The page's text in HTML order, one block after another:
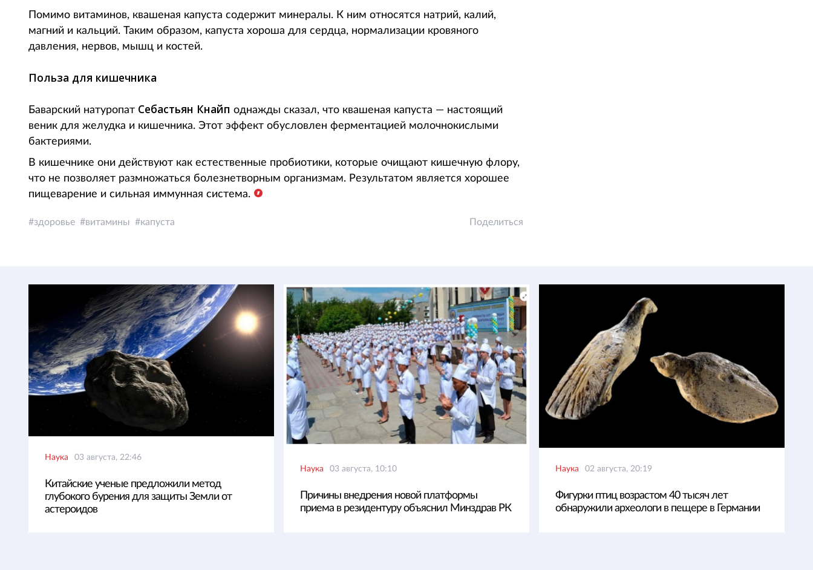
Помимо витаминов, квашеная капуста содержит минералы. К ним относятся натрий, калий,
магний и кальций. Таким образом, капуста хороша для сердца, нормализации кровяного
давления, нервов, мышц и костей.
Польза для кишечника
Баварский натуропат Себастьян Кнайп однажды сказал, что квашеная капуста — настоящий
веник для желудка и кишечника. Этот эффект обусловлен ферментацией молочнокислыми
бактериями.
В кишечнике они действуют как естественные пробиотики, которые очищают кишечную флору,
что не позволяет размножаться болезнетворным организмам. Результатом является хорошее
пищеварение и сильная иммунная система.
здоровье витамины капуста Поделиться
Наука 03 августа, 22:46
Китайские ученые предложили метод
глубокого бурения для защиты Земли от
астероидов
Наука 03 августа, 10:10
Причины внедрения новой платформы
приема в резидентуру объяснил Минздрав РК
Наука 02 августа, 20:19
Фигурки птиц возрастом 40 тысяч лет
обнаружили археологи в пещере в Германии